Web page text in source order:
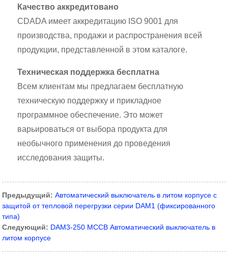
Качество аккредитовано
CDADA имеет аккредитацию ISO 9001 для
производства, продажи и распространения всей
продукции, представленной в этом каталоге.
Техническая поддержка бесплатна
Всем клиентам мы предлагаем бесплатную
техническую поддержку и прикладное
программное обеспечение. Это может
варьироваться от выбора продукта для
необычного применения до проведения
исследования защиты.
Предыдущий: Автоматический выключатель в литом корпусе с
защитой от тепловой перегрузки серии DAM1 (фиксированного
типа)
Следующий: DAM3-250 MCCB Автоматический выключатель в
литом корпусе